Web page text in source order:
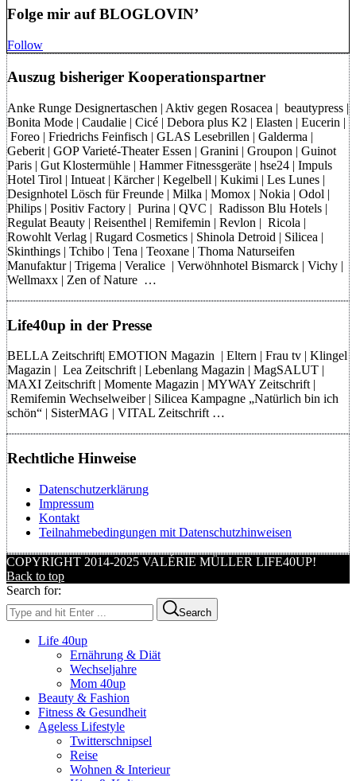
Folge mir auf BLOGLOVIN’
Follow
Auszug bisheriger Kooperationspartner
Anke Runge Designertaschen | Aktiv gegen Rosacea | beautypress |
Bonita Mode | Caudalie | Cicé | Debora plus K2 | Elasten | Eucerin |
Foreo | Friedrichs Feinfisch | GLAS Lesebrillen | Galderma |
Geberit | GOP Varieté-Theater Essen | Granini | Groupon | Guinot
Paris | Gut Klostermühle | Hammer Fitnessgeräte | hse24 | Impuls
Hotel Tirol | Intueat | Kärcher | Kegelbell | Kukimi | Les Lunes |
Designhotel Lösch für Freunde | Milka | Momox | Nokia | Odol |
Philips | Positiv Factory | Purina | QVC | Radisson Blu Hotels |
Regulat Beauty | Reisenthel | Remifemin | Revlon | Ricola |
Rowohlt Verlag | Rugard Cosmetics | Shinola Detroid | Silicea |
Skinthings | Tchibo | Tena | Teoxane | Thoma Naturseifen
Manufaktur | Trigema | Veralice | Verwöhnhotel Bismarck | Vichy |
Wellmaxx | Zen of Nature …
Life40up in der Presse
BELLA Zeitschrift| EMOTION Magazin | Eltern | Frau tv | Klingel
Magazin | Lea Zeitschrift | Lebenlang Magazin | MagSALUT |
MAXI Zeitschrift | Momente Magazin | MYWAY Zeitschrift |
Remifemin Wechselweiber | Silicea Kampagne „Natürlich bin ich
schön“ | SisterMAG | VITAL Zeitschrift …
Rechtliche Hinweise
Datenschutzerklärung
Impressum
Kontakt
Teilnahmebedingungen mit Datenschutzhinweisen
COPYRIGHT 2014-2025 VALÉRIE MÜLLER LIFE40UP!
Back to top
Search for:
Search
Life 40up
Ernährung & Diät
Wechseljahre
Mom 40up
Beauty & Fashion
Fitness & Gesundheit
Ageless Lifestyle
Twitterschnipsel
Reise
Wohnen & Interieur